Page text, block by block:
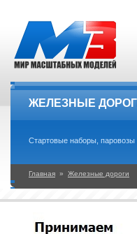
ЖЕЛЕЗНЫЕ
Стартовые наборы, паровозы
Главная » Железные дороги